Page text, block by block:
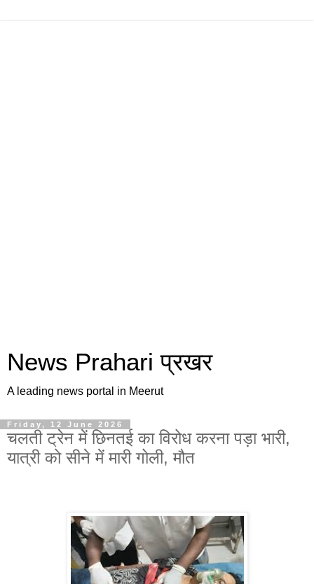
News Prahari प्रखर
A leading news portal in Meerut
Friday, 12 June 2026
चलती ट्रेन में छिनतई का विरोध करना पड़ा भारी,
यात्री को सीने में मारी गोली, मौत